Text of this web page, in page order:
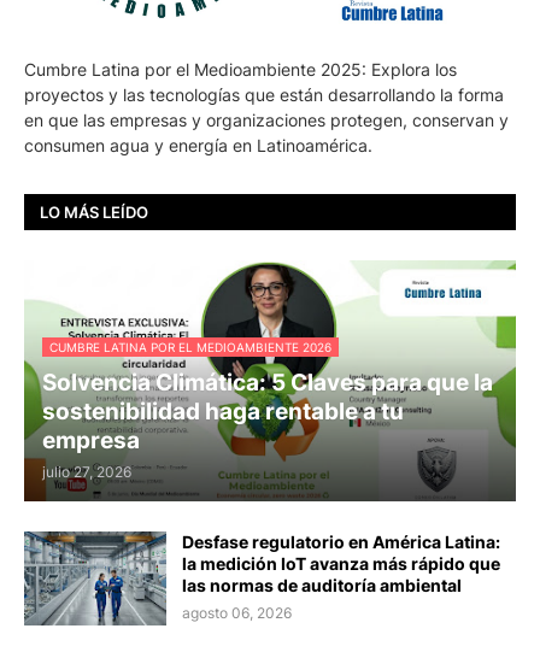
Cumbre Latina por el Medioambiente 2025: Explora los
proyectos y las tecnologías que están desarrollando la forma
en que las empresas y organizaciones protegen, conservan y
consumen agua y energía en Latinoamérica.
LO MÁS LEÍDO
CUMBRE LATINA POR EL MEDIOAMBIENTE 2026
Solvencia Climática: 5 Claves para que la
sostenibilidad haga rentable a tu
empresa
julio 27, 2026
Desfase regulatorio en América Latina:
la medición IoT avanza más rápido que
las normas de auditoría ambiental
agosto 06, 2026